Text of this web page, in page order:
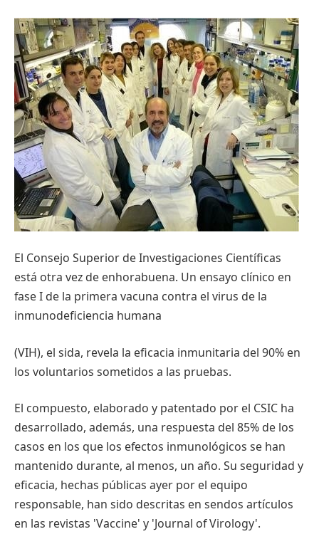
El Consejo Superior deInvestigaciones Científicas
está otra vez de enhorabuena. Un ensayo clínico en
faseI de la primera vacuna contra el virus de la
inmunodeficiencia humana
(VIH), el sida, revela la eficacia inmunitaria del 90% en
los voluntarios sometidos a las pruebas.
El compuesto, elaborado y patentado por el CSIC ha
desarrollado, además, una respuesta del 85% de los
casos en los que los efectos inmunológicos se han
mantenido durante, al menos, un año. Su seguridad y
eficacia, hechas públicas ayer por el equipo
responsable, han sido descritas en sendos artículos
en las revistas 'Vaccine' y 'Journal of Virology'.